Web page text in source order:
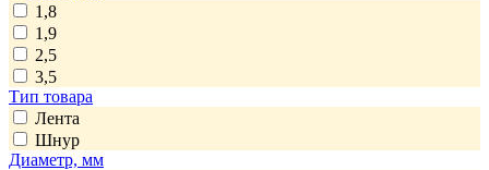
1,8
1,9
2,5
3,5
Тип товара
Лента
Шнур
Диаметр, мм